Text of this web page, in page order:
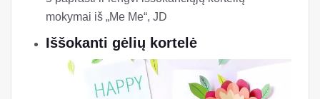
Akordeono skėčio kortelė
Tai Aš, JD
Geriausia apie šią žavingą „pasidaryk pats“